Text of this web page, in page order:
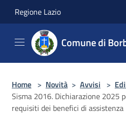
Regione Lazio
Comune di
Home > Novità > Avvisi >
Sisma 2016. Dichiarazione 2025
requisiti dei benefici di assistenza